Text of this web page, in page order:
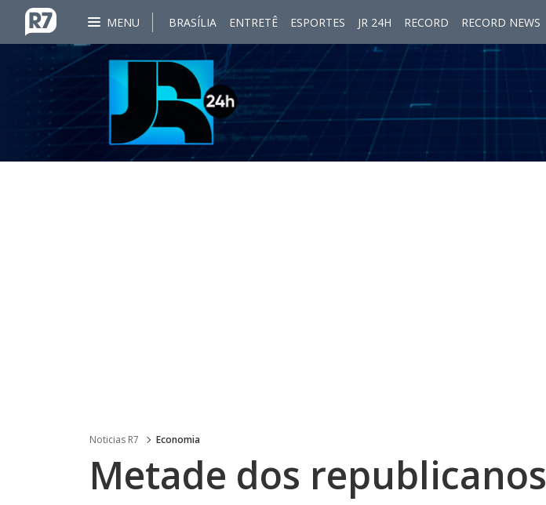
MENU BRASÍLIA ENTRETÊ ESPORTES JR 24H RECORD RECORD NEWS
Noticias R7 Economia
Metade dos republicanos